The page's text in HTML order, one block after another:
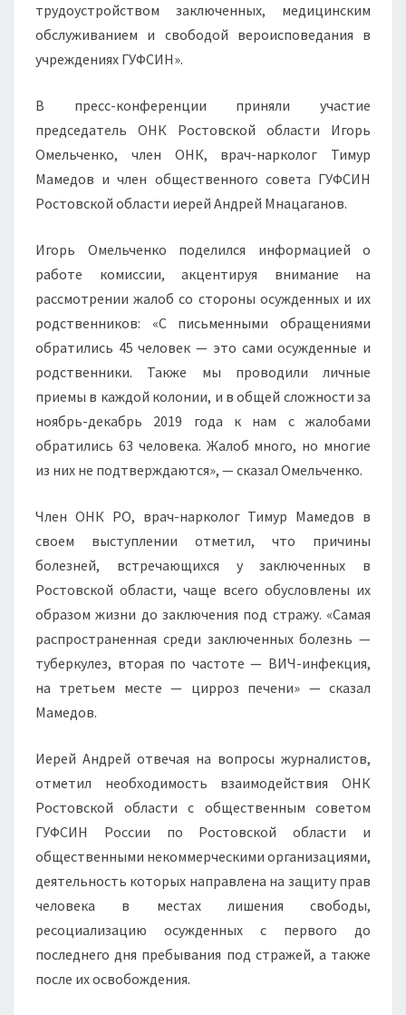
трудоустройством заключенных, медицинским
обслуживанием и свободой вероисповедания в
учреждениях ГУФСИН».
В пресс-конференции приняли участие
председатель ОНК Ростовской области Игорь
Омельченко, член ОНК, врач-нарколог Тимур
Мамедов и член общественного совета ГУФСИН
Ростовской области иерей Андрей Мнацаганов.
Игорь Омельченко поделился информацией о
работе комиссии, акцентируя внимание на
рассмотрении жалоб со стороны осужденных и их
родственников: «С письменными обращениями
обратились 45 человек — это сами осужденные и
родственники. Также мы проводили личные
приемы в каждой колонии, и в общей сложности за
ноябрь-декабрь 2019 года к нам с жалобами
обратились 63 человека. Жалоб много, но многие
из них не подтверждаются», — сказал Омельченко.
Член ОНК РО, врач-нарколог Тимур Мамедов в
своем выступлении отметил, что причины
болезней, встречающихся у заключенных в
Ростовской области, чаще всего обусловлены их
образом жизни до заключения под стражу. «Самая
распространенная среди заключенных болезнь —
туберкулез, вторая по частоте — ВИЧ-инфекция,
на третьем месте — цирроз печени» — сказал
Мамедов.
Иерей Андрей отвечая на вопросы журналистов,
отметил необходимость взаимодействия ОНК
Ростовской области с общественным советом
ГУФСИН России по Ростовской области и
общественными некоммерческими организациями,
деятельность которых направлена на защиту прав
человека в местах лишения свободы,
ресоциализацию осужденных с первого до
последнего дня пребывания под стражей, а также
после их освобождения.